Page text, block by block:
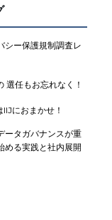
シー保護規制調査レ
任もお忘れなく！
におまかせ！
ータガバナンスが重
める実践と社内展開